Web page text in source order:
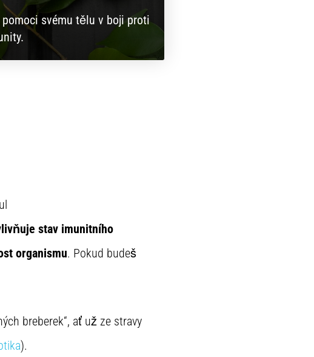
svému tělu v boji proti
stav imunitního
organismu. Pokud budeš
breberek“, ať už ze stravy
).